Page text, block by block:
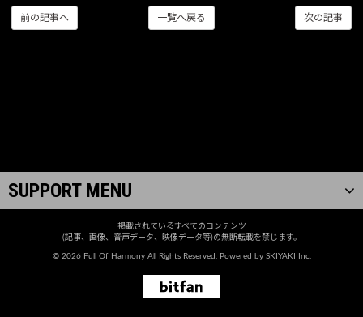
次の記事
一覧へ戻る
前の記事へ
SUPPORT MENU
掲載されているすべてのコンテンツ
(記事、画像、音声データ、映像データ等)の無断転載を禁じます。
© 2026 Full Of Harmony All Rights Reserved. Powered by SKIYAKI Inc.